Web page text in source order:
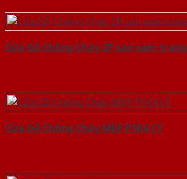
Cửa Gỗ Chống Cháy 2P son xam trang
Cửa Gỗ Chống Cháy MDF P1R4 C1